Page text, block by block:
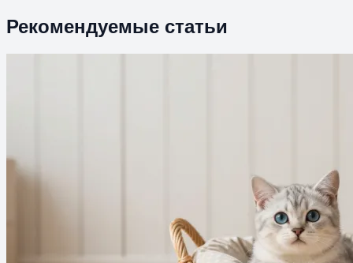
Рекомендуемые статьи